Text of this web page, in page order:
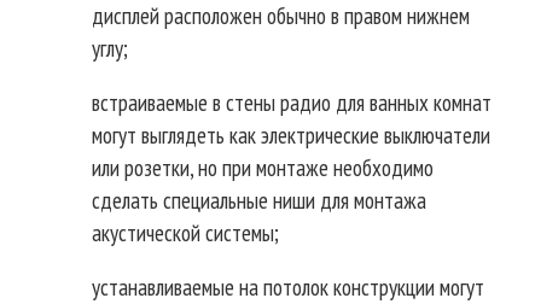
дисплей расположен обычно в правом нижнем
углу;
встраиваемые в стены радио для ванных комнат
могут выглядеть как электрические выключатели
или розетки, но при монтаже необходимо
сделать специальные ниши для монтажа
акустической системы;
устанавливаемые на потолок конструкции могут